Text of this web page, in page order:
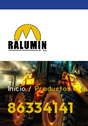
86334141
Inicio / Productos